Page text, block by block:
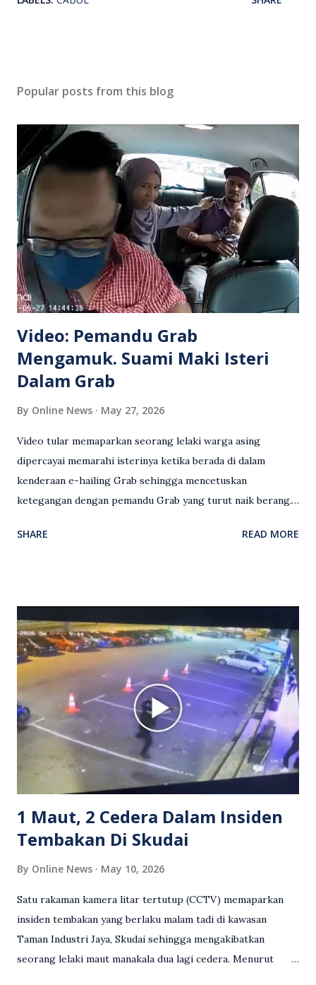
Popular posts from this blog
Video: Pemandu Grab
Mengamuk. Suami Maki Isteri
Dalam Grab
By Online News May 27, 2026
Video tular memaparkan seorang lelaki warga asing
dipercayai memarahi isterinya ketika berada di dalam
kenderaan e-hailing Grab sehingga mencetuskan
ketegangan dengan pemandu Grab yang turut naik berang.
antara seorang lelaki warga asing dengan pemandu Grab
Grab bertindak mempertahankan wanita terbabit sebelum
berlaku pertikaman lidah antara kedua-dua pihak. Video
berkenaan kini tular di media sosial dan mendapat pelbagai
reaksi orang ramai. Antara komen orang awam yang tular di
media sosial mengenai insiden tersebut ialah ramai yang
meluahkan rasa marah terhadap tindakan lelaki berkenaan
serta memuji pemandu Grab kerana campur tangan.
Sebahagian netizen turut meminta pihak berkuasa
mengambil tindakan tegas, manakala ada yang bersimpati
terhadap wanita dipercayai menjadi mangs...
SHARE READ MORE
1 Maut, 2 Cedera Dalam Insiden
Tembakan Di Skudai
By Online News May 10, 2026
Satu rakaman kamera litar tertutup (CCTV) memaparkan
insiden tembakan yang berlaku malam tadi di kawasan
Taman Industri Jaya, Skudai sehingga mengakibatkan
seorang lelaki maut manakala dua lagi cedera. Menurut